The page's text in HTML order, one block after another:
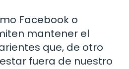
Facebook o
mantener el
que, de otro
fuera de nuestro